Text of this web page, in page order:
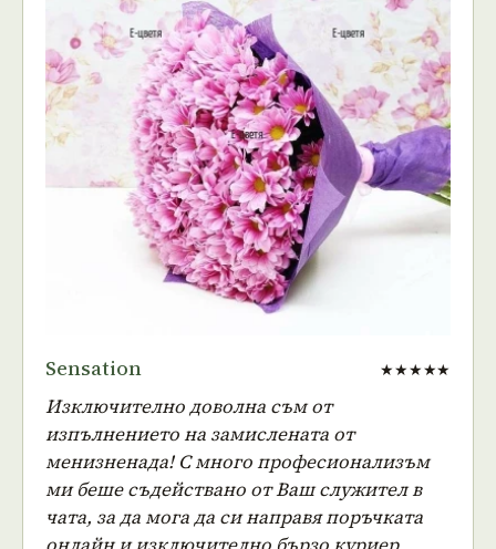
Sensation ★★★★★
Изключително доволна съм от
изпълнението на замислената от
менизненада! С много професионализъм
ми беше съдействано от Ваш служител в
чата, за да мога да си направя поръчката